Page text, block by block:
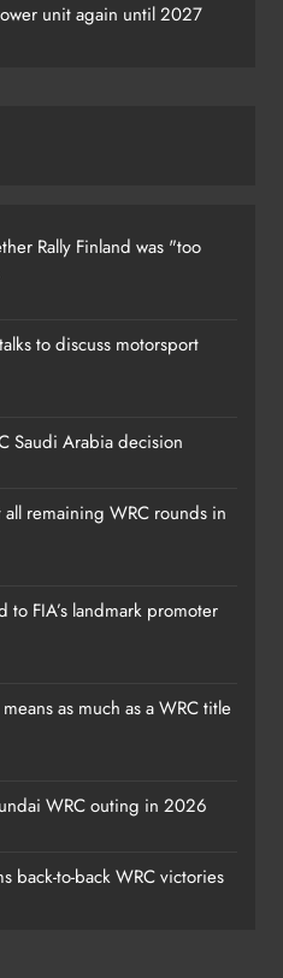
unit again until 2027
Rally Finland was "too
to discuss motorsport
Saudi Arabia decision
remaining WRC rounds in
to FIA’s landmark promoter
as much as a WRC title
WRC outing in 2026
back-to-back WRC victories